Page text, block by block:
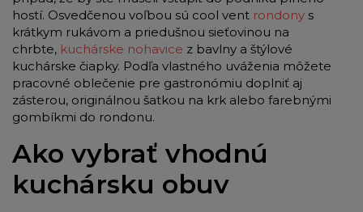
hostí. Osvedčenou voľbou sú cool vent rondony s
krátkym rukávom a priedušnou sieťovinou na
chrbte, kuchárske nohavice z bavlny a štýlové
kuchárske čiapky. Podľa vlastného uváženia môžete
pracovné oblečenie pre gastronómiu doplniť aj
zásterou, originálnou šatkou na krk alebo farebnými
gombíkmi do rondonu.
Ako vybrať vhodnú
kuchársku obuv